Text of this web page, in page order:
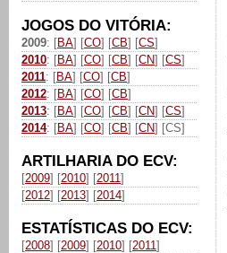
JOGOS DO VITÓRIA:
2009: [BA] [CO] [CB] [CS]
2010: [BA] [CO] [CB] [CN] [CS]
2011: [BA] [CO] [CB]
2012: [BA] [CO] [CB]
2013: [BA] [CO] [CB] [CN] [CS]
2014: [BA] [CO] [CB] [CN] [CS]
ARTILHARIA DO ECV:
[2009] [2010] [2011]
[2012] [2013] [2014]
ESTATÍSTICAS DO ECV:
[2008] [2009] [2010] [2011]